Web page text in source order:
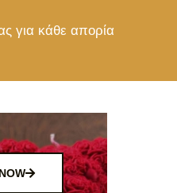
για κάθε απορία